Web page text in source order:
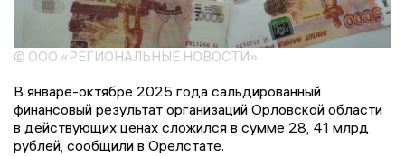
© ООО «РЕГИОНАЛЬНЫЕ НОВОСТИ»
В январе-октябре 2025 года сальдированный
финансовый результат организаций Орловской области
в действующих ценах сложился в сумме 28, 41 млрд
рублей, сообщили в Орелстате.